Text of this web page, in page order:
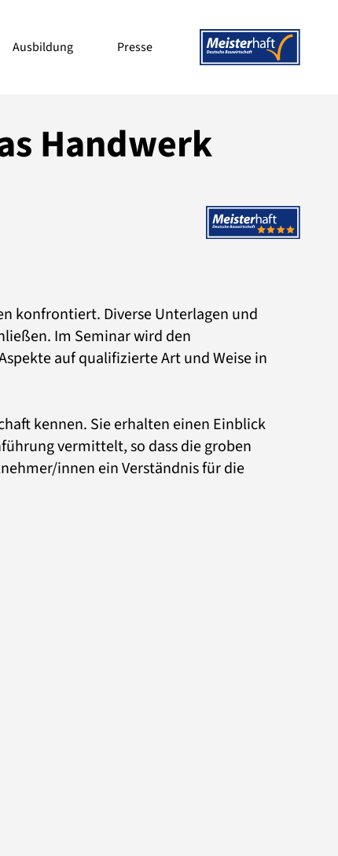
Ausbildung Presse
Handwerk
konfrontiert. Diverse Unterlagen und
Im Seminar wird den
auf qualifizierte Art und Weise in
kennen. Sie erhalten einen Einblick
vermittelt, so dass die groben
innen ein Verständnis für die